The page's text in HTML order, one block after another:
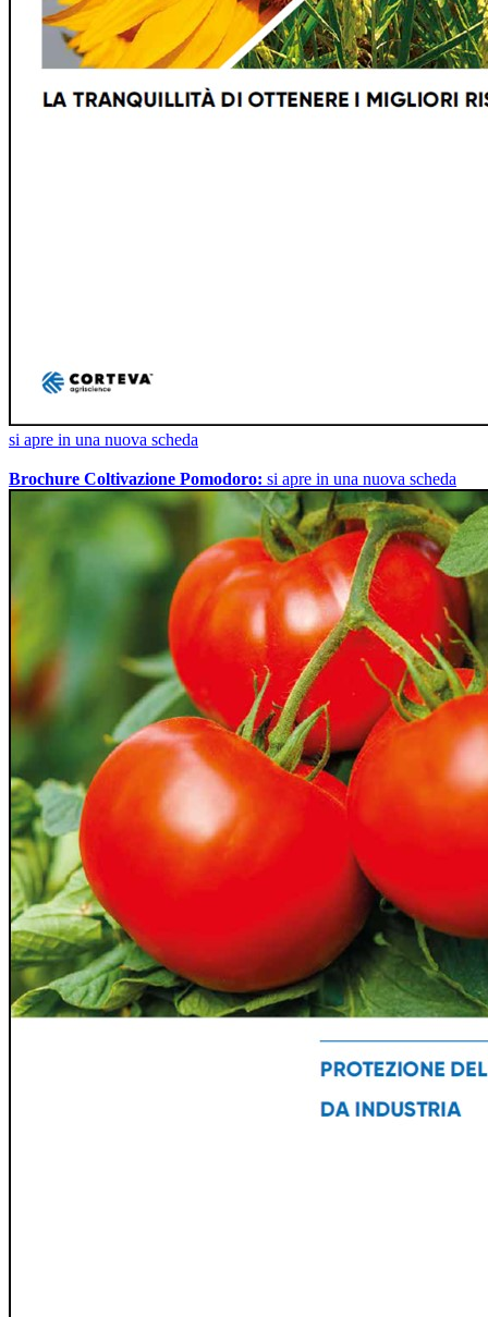
si apre in una nuova scheda
Brochure Coltivazione Pomodoro: si apre in una nuova scheda